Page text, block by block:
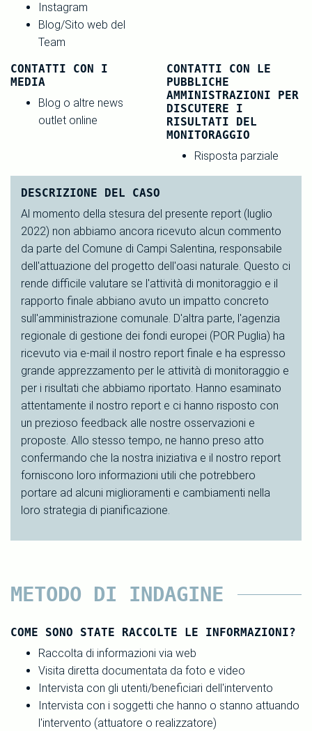
Instagram
Blog/Sito web del
Team
CONTATTI CON I
MEDIA
Blog o altre news
outlet online
CONTATTI CON LE
PUBBLICHE
AMMINISTRAZIONI PER
DISCUTERE I
RISULTATI DEL
MONITORAGGIO
Risposta parziale
DESCRIZIONE DEL CASO
Al momento della stesura del presente report (luglio
2022) non abbiamo ancora ricevuto alcun commento
da parte del Comune di Campi Salentina, responsabile
dell'attuazione del progetto dell'oasi naturale. Questo ci
rende difficile valutare se l'attività di monitoraggio e il
rapporto finale abbiano avuto un impatto concreto
sull'amministrazione comunale. D'altra parte, l'agenzia
regionale di gestione dei fondi europei (POR Puglia) ha
ricevuto via e-mail il nostro report finale e ha espresso
grande apprezzamento per le attività di monitoraggio e
per i risultati che abbiamo riportato. Hanno esaminato
attentamente il nostro report e ci hanno risposto con
un prezioso feedback alle nostre osservazioni e
proposte. Allo stesso tempo, ne hanno preso atto
confermando che la nostra iniziativa e il nostro report
forniscono loro informazioni utili che potrebbero
portare ad alcuni miglioramenti e cambiamenti nella
loro strategia di pianificazione.
METODO DI INDAGINE
COME SONO STATE RACCOLTE LE INFORMAZIONI?
Raccolta di informazioni via web
Visita diretta documentata da foto e video
Intervista con gli utenti/beneficiari dell'intervento
Intervista con i soggetti che hanno o stanno attuando
l'intervento (attuatore o realizzatore)